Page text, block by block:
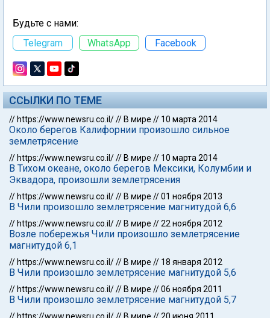
Будьте с нами:
Telegram
WhatsApp Facebook
ССЫЛКИ ПО ТЕМЕ
// https://www.newsru.co.il/// В мире // 10 марта 2014
Около берегов Калифорнии произошло сильное
землетрясение
// https://www.newsru.co.il/// В мире // 10 марта 2014
В Тихом океане, около берегов Мексики, Колумбии и
Эквадора, произошли землетрясения
// https://www.newsru.co.il/// В мире //01 ноября 2013
В Чили произошло землетрясение магнитудой 6,6
// https://www.newsru.co.il/// В мире //22 ноября 2012
Возле побережья Чили произошло землетрясение
магнитудой 6,1
// https://www.newsru.co.il/// В мире // 18 января 2012
В Чили произошло землетрясение магнитудой 5,6
// https://www.newsru.co.il/// В мире //06 ноября 2011
В Чили произошло землетрясение магнитудой 5,7